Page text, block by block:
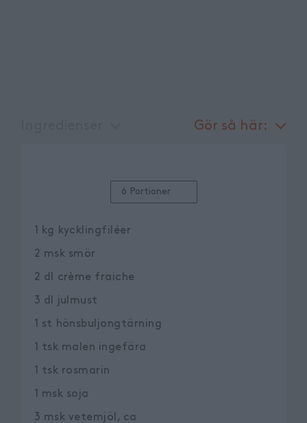
Gör så här:
6 Portioner
1 kg kycklingfiléer
2 msk smör
2 dl crème fraiche
3 dl julmust
1 st hönsbuljongtärning
1 tsk malen ingefära
1 tsk rosmarin
1 msk soja
3 msk vetemjöl, ca